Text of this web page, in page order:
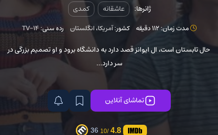
ژانرها: عاشقانه کمدی
مدت زمان: 112 دقیقه کشور:آمریکا،انگلستان رده سنی:TV-14
حال تابستان است، ال ایوانز قصد دارد به دانشگاه برود و او تصمیم بزرگی در
سر دارد...
تماشای آنلاین
4.8
/10
36